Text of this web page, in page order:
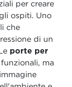
per creare
ospiti. Uno
che
di un
porte per
ma